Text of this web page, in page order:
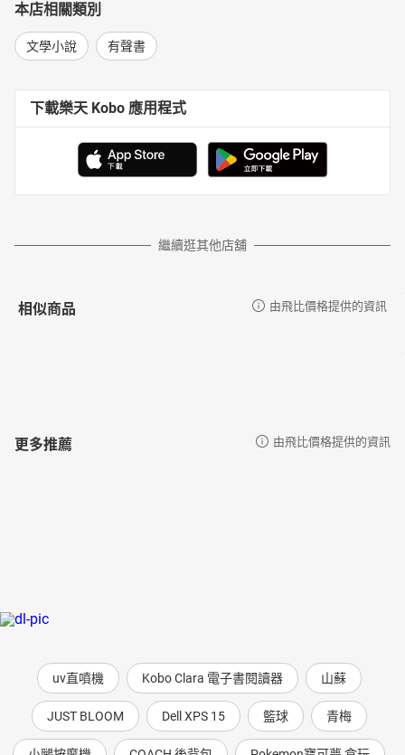
本店相關類別
文學小說 有聲書
下載樂天 Kobo 應用程式
繼續逛其他店舖
相似商品 由飛比價格提供的資訊
更多推薦 由飛比價格提供的資訊
uv直噴機 Kobo Clara 電子書閱讀器 山蘇
JUST BLOOM Dell XPS 15 籃球 青梅